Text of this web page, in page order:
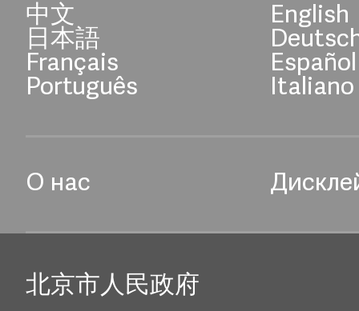
中文 English
日本語
Français Español
Português Italiano
О нас
北京市人民政府